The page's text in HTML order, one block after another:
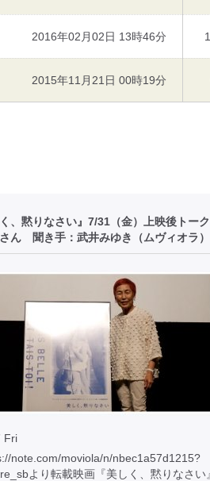
2016年02月02日 13時46分
2015年11月21日 00時19分
、黙りなさい』7/31（金）上映後トーク
さん 聞き手：武井みゆき（ムヴィオラ）
Fri
note.com/moviola/n/nbec1a57d1215?
より転載映画『美しく、黙りなさい』